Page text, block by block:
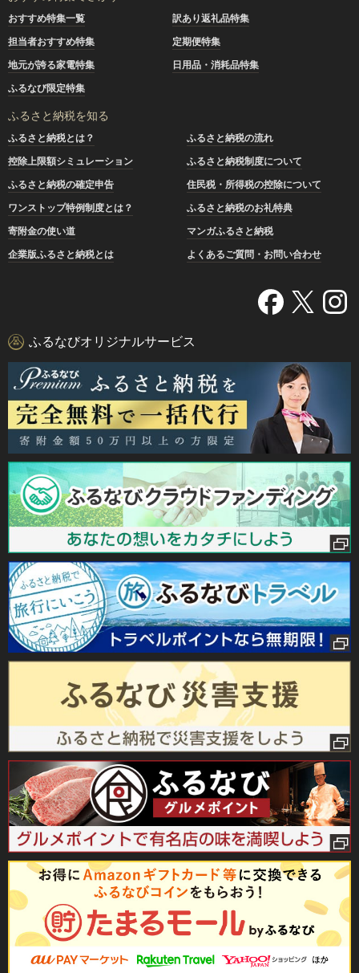
おすすめ特集一覧
訳あり返礼品特集
担当者おすすめ特集
定期便特集
地元が誇る家電特集
日用品・消耗品特集
ふるなび限定特集
ふるさと納税を知る
ふるさと納税とは？
ふるさと納税の流れ
控除上限額シミュレーション
ふるさと納税制度について
ふるさと納税の確定申告
住民税・所得税の控除について
ワンストップ特例制度とは？
ふるさと納税のお礼特典
寄附金の使い道
マンガふるさと納税
企業版ふるさと納税とは
よくあるご質問・お問い合わせ
ふるなびオリジナルサービス